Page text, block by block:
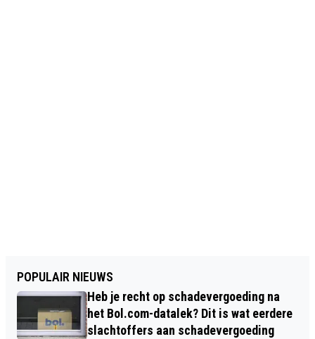
POPULAIR NIEUWS
Heb je recht op schadevergoeding na
het Bol.com-datalek? Dit is wat eerdere
slachtoffers aan schadevergoeding